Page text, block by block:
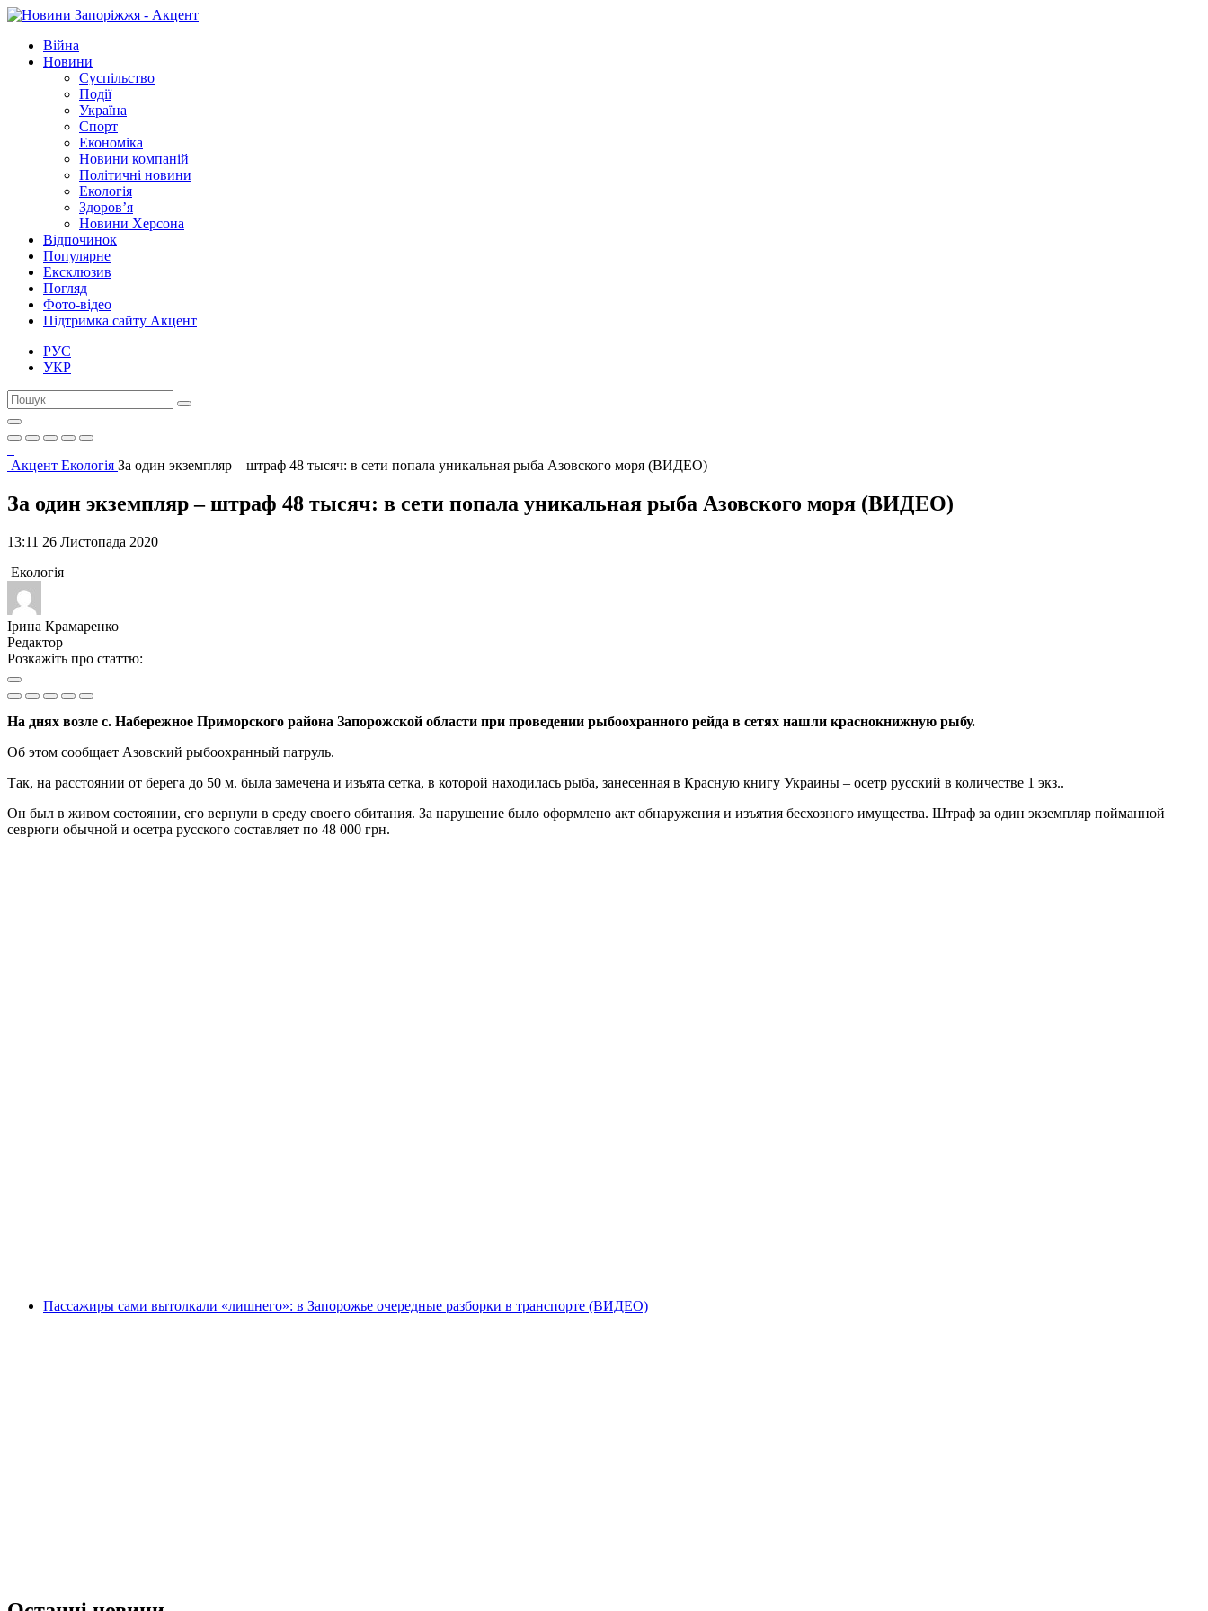
Війна
Новини
Суспільство
Події
Україна
Спорт
Економіка
Новини компаній
Політичні новини
Екологія
Здоров’я
Новини Херсона
Відпочинок
Популярне
Ексклюзив
Погляд
Фото-відео
Підтримка сайту Акцент
РУС
УКР
Акцент Екологія За один экземпляр – штраф 48 тысяч: в сети попала уникальная рыба Азовского моря (ВИДЕО)
За один экземпляр – штраф 48 тысяч: в сети попала уникальная рыба Азовского моря (ВИДЕО)
13:11 26 Листопада 2020
Екологія
Ірина Крамаренко
Редактор
Розкажіть про статтю:
На днях возле с. Набережное Приморского района Запорожской области при проведении рыбоохранного рейда в сетях нашли краснокнижную рыбу.
Об этом сообщает Азовский рыбоохранный патруль.
Так, на расстоянии от берега до 50 м. была замечена и изъята сетка, в которой находилась рыба, занесенная в Красную книгу Украины – осетр русский в количестве 1 экз..
Он был в живом состоянии, его вернули в среду своего обитания. За нарушение было оформлено акт обнаружения и изъятия бесхозного имущества. Штраф за один экземпляр пойманной
севрюги обычной и осетра русского составляет по 48 000 грн.
Пассажиры сами вытолкали «лишнего»: в Запорожье очередные разборки в транспорте (ВИДЕО)